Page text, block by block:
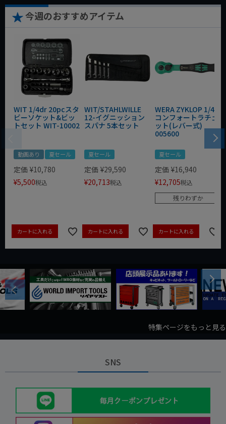
今週のおすすめアイテム
WIT 1/4dr 20pcスタ
ビーソケット&ビッ
トセット WIT-10002
動画あり 夏セール
定価 ¥10,780
¥5,500税込
カートに入れる
WIT/STAHLWILLE
12-イグニッション
スパナ 5本セット
夏セール
定価 ¥29,590
¥20,713税込
カートに入れる
WERA ZYKLOP 1/4"
コンフォートラチェ
ット(レバー式)
005600
夏セール
定価 ¥16,940
¥12,705税込
残りわずか
カートに入れる
Previous
Next
特集ページをもっと見る
SNS